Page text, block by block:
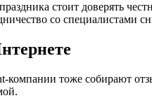
стоит доверять
со специалистами
компании тоже собирают